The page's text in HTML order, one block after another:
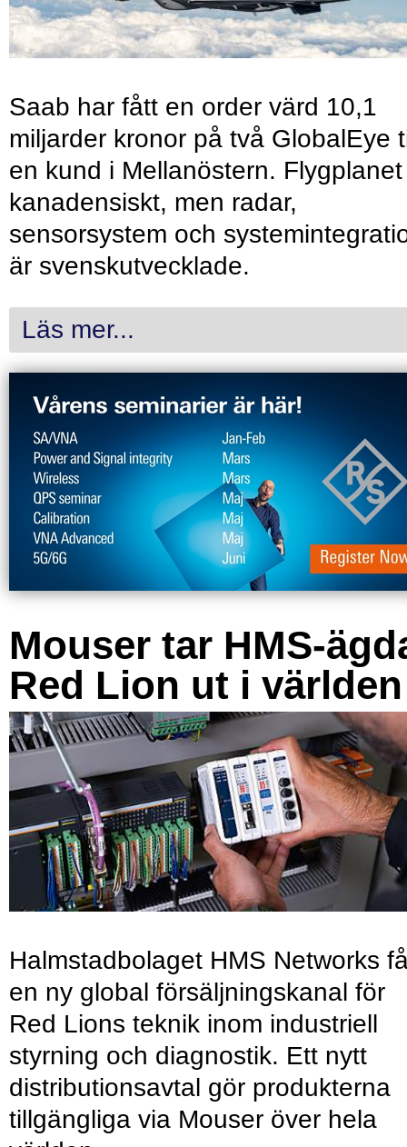
Saab har fått en order värd 10,1
miljarder kronor på två GlobalEye
en kund i Mellanöstern.
kanadensiskt, men radar,
sensorsystem och
är svenskutvecklade.
Läs mer...
Mouser tar HMS-
Red Lion ut i världen
Halmstadbolaget HMS Networks
en ny global försäljningskanal för
Red Lions teknik inom industriell
styrning och diagnostik. Ett nytt
distributionsavtal gör produkterna
tillgängliga via Mouser över hela